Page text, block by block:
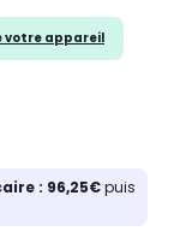
votre appareil
: 96,25€puis